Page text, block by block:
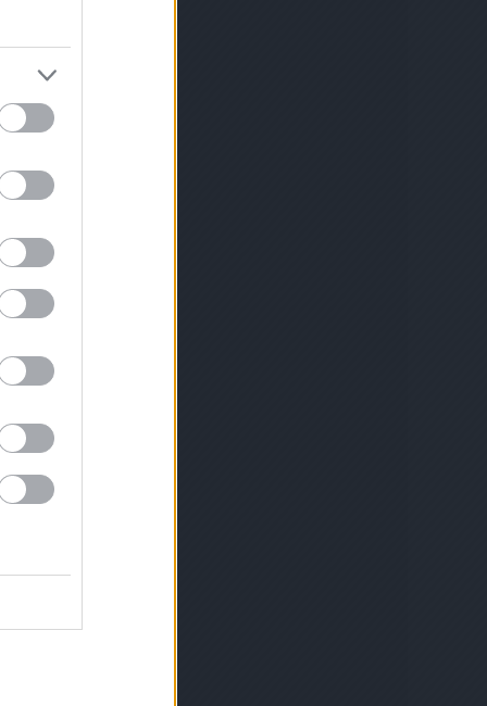
rendrakás a
padlizsán
nevelése
(1
(1
(2) parador
reggeli 1
)
petúnia
piacenzai
)
(1)
(1)
rebarbara
(1) remo
1
1) retek